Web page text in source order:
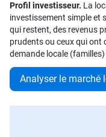
Profil investisseur. La
investissement simple et
qui restent, des revenus
prudents ou ceux qui ont
demande locale
Analyser le marché